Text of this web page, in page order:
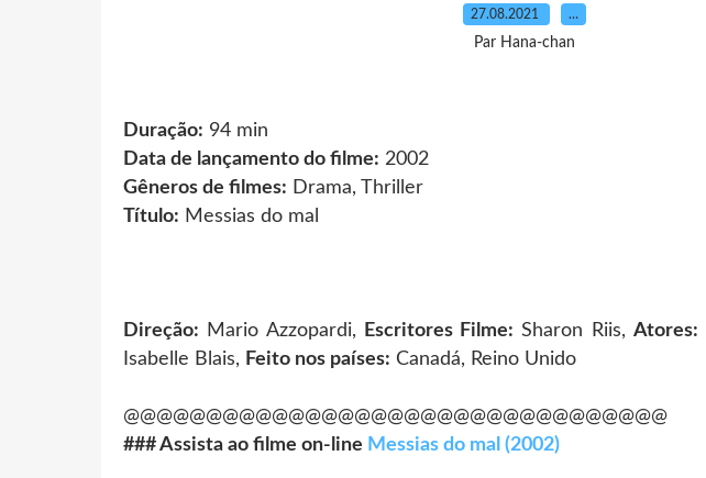
27.08.2021 …
Par Hana-chan
Duração: 94 min
Data de lançamento do filme: 2002
Gêneros de filmes: Drama, Thriller
Título: Messias do mal
Direção: Mario Azzopardi, Escritores Filme: Sharon Riis, Atores:
Isabelle Blais, Feito nos países: Canadá, Reino Unido
@@@@@@@@@@@@@@@@@@@@@@@@@@@@@@@@@
### Assista ao filme on-line Messias do mal (2002)